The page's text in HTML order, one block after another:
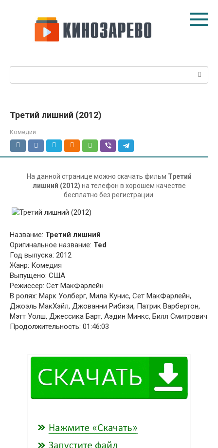
Третий лишний (2012)
Комедии
На данной странице можно скачать фильм Третий
лишний (2012) на телефон в хорошем качестве
бесплатно без регистрации.
Название: Третий лишний
Оригинальное название: Ted
Год выпуска: 2012
Жанр: Комедия
Выпущено: США
Режиссер: Сет МакФарлейн
В ролях: Марк Уолберг, Мила Кунис, Сет МакФарлейн,
Джоэль МакХэйл, Джованни Рибизи, Патрик Варбертон,
Мэтт Уолш, Джессика Барт, Аэдин Минкс, Билл Смитрович
Продолжительность: 01:46:03